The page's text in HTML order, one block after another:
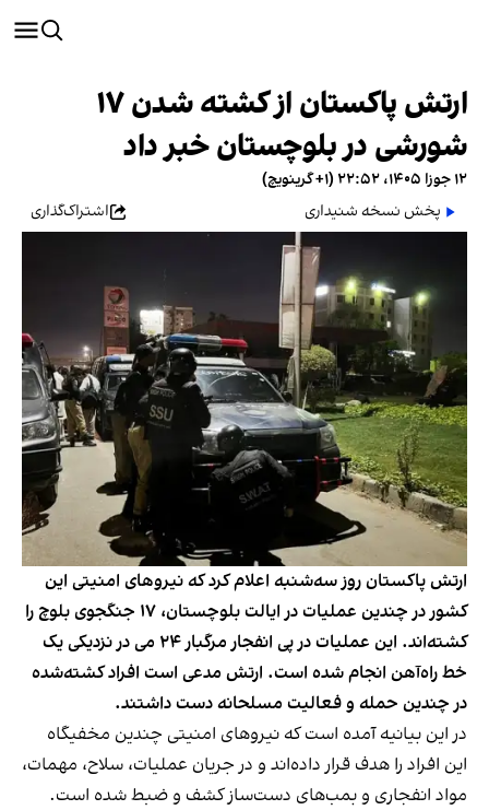
ارتش پاکستان از کشته شدن ۱۷
شورشی در بلوچستان خبر داد
۱۲ جوزا ۱۴۰۵، ۲۲:۵۲ (‎+۱ گرینویچ)
پخش نسخه شنیداری
اشتراک‌گذاری
ارتش پاکستان روز سه‌شنبه اعلام کرد که نیروهای امنیتی این
کشور در چندین عملیات در ایالت بلوچستان، ۱۷ جنگجوی بلوچ را
کشته‌اند. این عملیات‌ در پی انفجار مرگبار ۲۴ می در نزدیکی یک
خط راه‌آهن انجام شده است. ارتش مدعی است افراد کشته‌شده
در چندین حمله و فعالیت مسلحانه دست داشتند.
در این بیانیه آمده است که نیروهای امنیتی چندین مخفیگاه
این افراد را هدف قرار داده‌اند و در جریان عملیات، سلاح، مهمات،
مواد انفجاری و بمب‌های دست‌ساز کشف و ضبط شده است.